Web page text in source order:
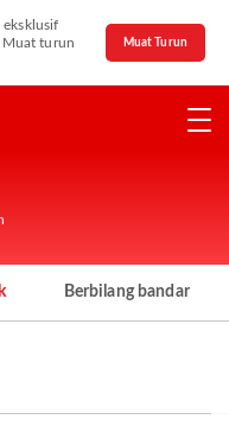
eksklusif
Muat turun
Muat Turun
Berbilang bandar